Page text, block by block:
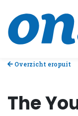
Overzicht eropuit
The